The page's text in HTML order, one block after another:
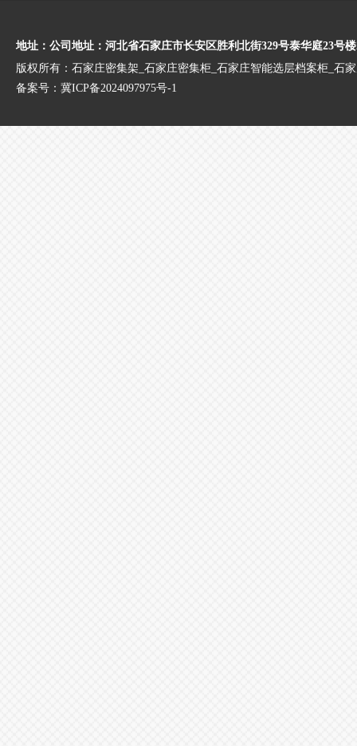
地址：公司地址：河北省石家庄市长安区胜利北街329号泰华庭23号
版权所有：石家庄密集架_石家庄密集柜_石家庄智能选层档案柜_石
备案号： 冀ICP备2024097975号-1